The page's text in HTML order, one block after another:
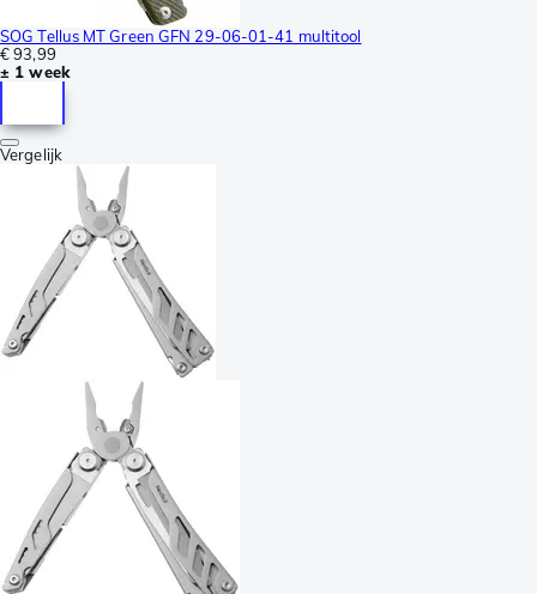
SOG Tellus MT Green GFN 29-06-01-41 multitool
€ 93,99
± 1 week
Vergelijk